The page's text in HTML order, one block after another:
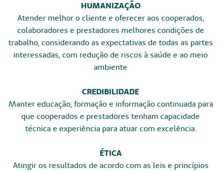
HUMANIZAÇÃO
Atender melhor o cliente e oferecer aos cooperados,
colaboradores e prestadores melhores condições de
trabalho, considerando as expectativas de todas as partes
interessadas, com redução de riscos à saúde e ao meio
ambiente
CREDIBILIDADE
Manter educação, formação e informação continuada para
que cooperados e prestadores tenham capacidade
técnica e experiência para atuar com excelência.
ÉTICA
Atingir os resultados de acordo com as leis e princípios